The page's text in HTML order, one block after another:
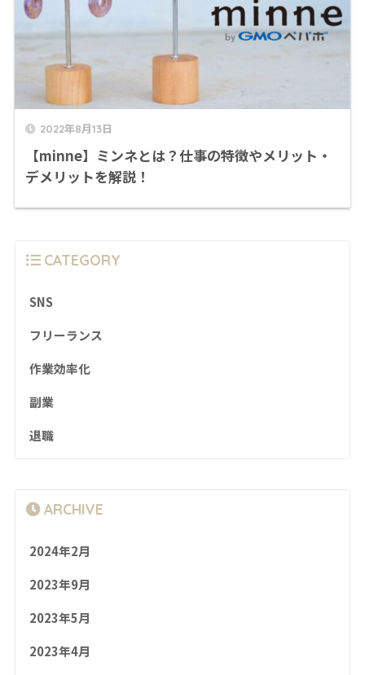
2022年8月13日
【minne】ミンネとは？仕事の特徴やメリット・
デメリットを解説！
CATEGORY
SNS
フリーランス
作業効率化
副業
退職
ARCHIVE
2024年2月
2023年9月
2023年5月
2023年4月